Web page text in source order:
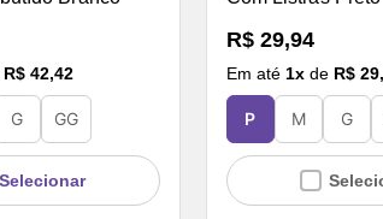
R$ 42,42
G GG
Selecionar
R$ 29,94
Em até 1x de R$
P M G